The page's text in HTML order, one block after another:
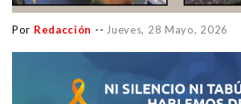
Por Redacción -- Jueves, 28 Mayo, 2026